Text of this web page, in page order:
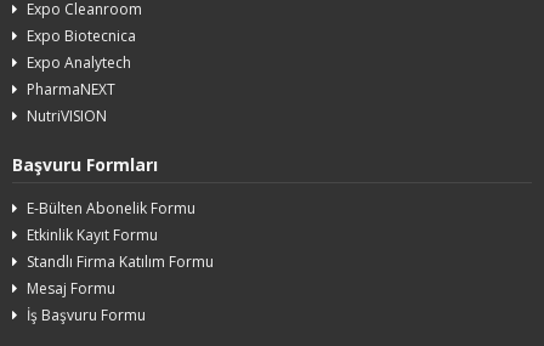
Expo Cleanroom
Expo Biotecnica
Expo Analytech
PharmaNEXT
NutriVISION
Başvuru Formları
E-Bülten Abonelik Formu
Etkinlik Kayıt Formu
Standlı Firma Katılım Formu
Mesaj Formu
İş Başvuru Formu